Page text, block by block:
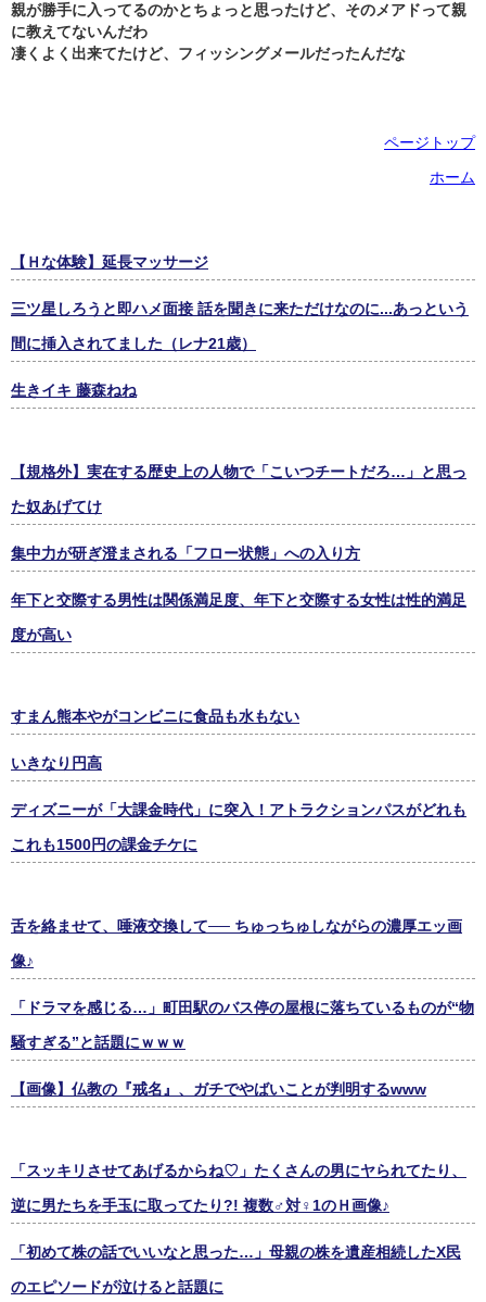
親が勝手に入ってるのかとちょっと思ったけど、そのメアドって親
に教えてないんだわ
凄くよく出来てたけど、フィッシングメールだったんだな
ページトップ
ホーム
【Ｈな体験】延長マッサージ
三ツ星しろうと即ハメ面接 話を聞きに来ただけなのに...あっという
間に挿入されてました（レナ21歳）
生きイキ 藤森ねね
【規格外】実在する歴史上の人物で「こいつチートだろ…」と思っ
た奴あげてけ
集中力が研ぎ澄まされる「フロー状態」への入り方
年下と交際する男性は関係満足度、年下と交際する女性は性的満足
度が高い
すまん熊本やがコンビニに食品も水もない
いきなり円高
ディズニーが「大課金時代」に突入！アトラクションパスがどれも
これも1500円の課金チケに
舌を絡ませて、唾液交換して── ちゅっちゅしながらの濃厚エッ画
像♪
「ドラマを感じる…」町田駅のバス停の屋根に落ちているものが“物
騒すぎる”と話題にｗｗｗ
【画像】仏教の『戒名』、ガチでやばいことが判明するwww
「スッキリさせてあげるからね♡」たくさんの男にヤられてたり、
逆に男たちを手玉に取ってたり?! 複数♂対♀1のＨ画像♪
「初めて株の話でいいなと思った…」母親の株を遺産相続したX民
のエピソードが泣けると話題に